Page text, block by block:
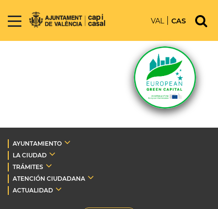
VAL CAS
AYUNTAMIENTO
LA CIUDAD
TRÁMITES
ATENCIÓN CIUDADANA
ACTUALIDAD